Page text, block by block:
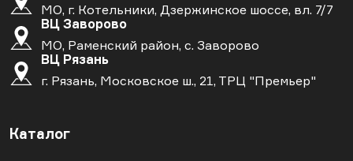
МО, г. Котельники, Дзержинское шоссе, вл. 7/7
ВЦ Заворово
МО, Раменский район, с. Заворово
ВЦ Рязань
г. Рязань, Московское ш., 21, ТРЦ "Премьер"
Каталог